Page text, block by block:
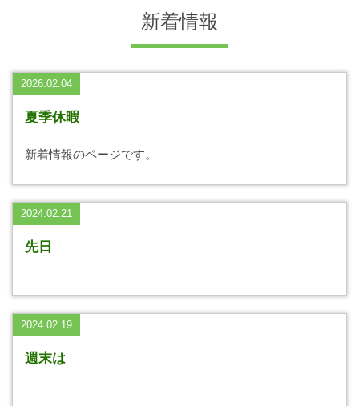
新着情報
2026.02.04
夏季休暇
新着情報のページです。
2024.02.21
先日
2024.02.19
週末は